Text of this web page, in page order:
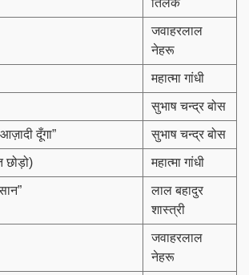
जवाहरलाल
नेहरू
महात्मा गांधी
सुभाष चन्द्र बोस
दूँगा” सुभाष चन्द्र बोस
छोड़ो) महात्मा गांधी
लाल बहादुर
शास्त्री
जवाहरलाल
नेहरू